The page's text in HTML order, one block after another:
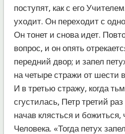
поступят, как с его
уходит. Он переходит с
Он тонет и снова идет.
вопрос, и он опять
передний двор; и запел
на четыре стражи от шести
И в третью стражу, когда
сгустилась, Петр третий
начав клясться и божиться,
Человека. «Тогда петух